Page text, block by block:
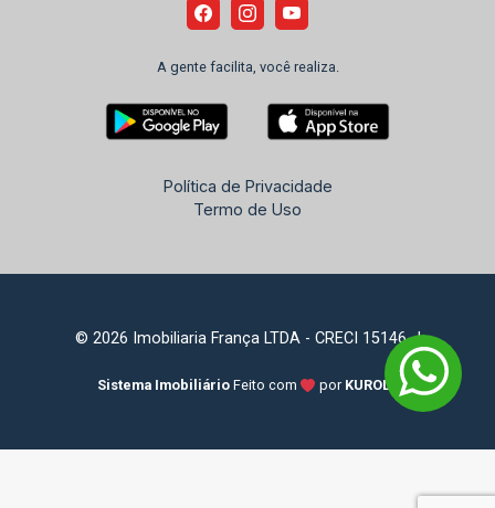
A gente facilita, você realiza.
Política de Privacidade
Termo de Uso
© 2026 Imobiliaria França LTDA - CRECI 15146-J
Sistema Imobiliário Feito com por KUROLE